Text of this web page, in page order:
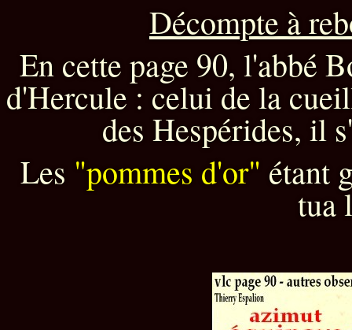
Décompte à
En cette page 90, l'abbé
d'Hercule : celui de la
des Hespérides, il
Les "pommes d'or" étant
tua